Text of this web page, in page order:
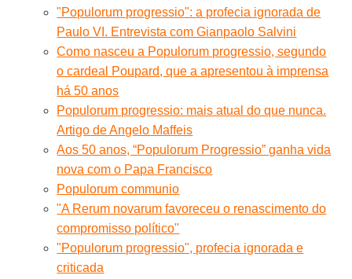
"Populorum progressio": a profecia ignorada de
Paulo VI. Entrevista com Gianpaolo Salvini
Como nasceu a Populorum progressio, segundo
o cardeal Poupard, que a apresentou à imprensa
há 50 anos
Populorum progressio: mais atual do que nunca.
Artigo de Angelo Maffeis
Aos 50 anos, “Populorum Progressio” ganha vida
nova com o Papa Francisco
Populorum communio
"A Rerum novarum favoreceu o renascimento do
compromisso político"
"Populorum progressio", profecia ignorada e
criticada